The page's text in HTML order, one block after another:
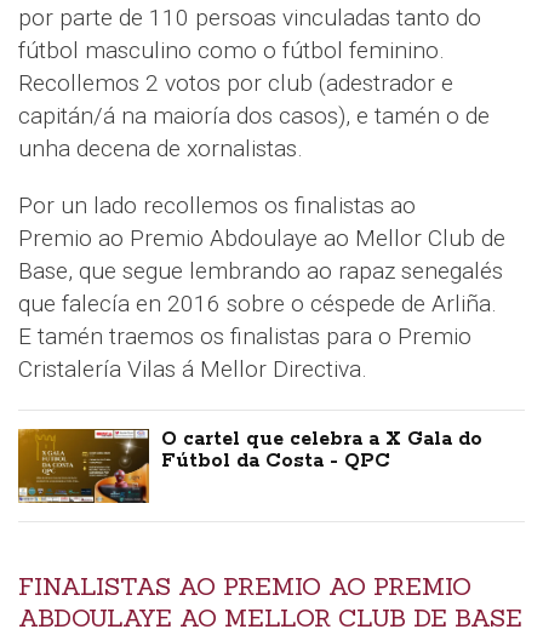
por parte de 110 persoas vinculadas tanto do
fútbol masculino como o fútbol feminino.
Recollemos 2 votos por club (adestrador e
capitán/á na maioría dos casos), e tamén o de
unha decena de xornalistas.
Por un lado recollemos os finalistas ao
Premio ao Premio Abdoulaye ao Mellor Club de
Base, que segue lembrando ao rapaz senegalés
que falecía en 2016 sobre o céspede de Arliña.
E tamén traemos os finalistas para o Premio
Cristalería Vilas á Mellor Directiva.
O cartel que celebra a X Gala do
Fútbol da Costa - QPC
FINALISTAS AO PREMIO AO PREMIO
ABDOULAYE AO MELLOR CLUB DE BASE